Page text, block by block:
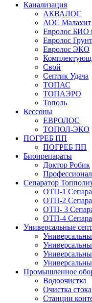
Канализация
АКВАЛОС
АОС Малахит
Евролос
Евролос Грунт
Евролос ЭКО
Свой
Септик Удача
ТОПАС
ТОПАЭРО
Тополь
Кессоны
ЕВРОЛОС
ТОПОЛ-ЭКО
ПОГРЕБ ПП
ПОГРЕБ ПП
Биопрепараты
Доктор Робик
Сепаратор
ОТП-1
ОТП-2
ОТП- 3
ОТП-4
Универсальные
Промышленное
Водоочистка
Очистка стока
Станции